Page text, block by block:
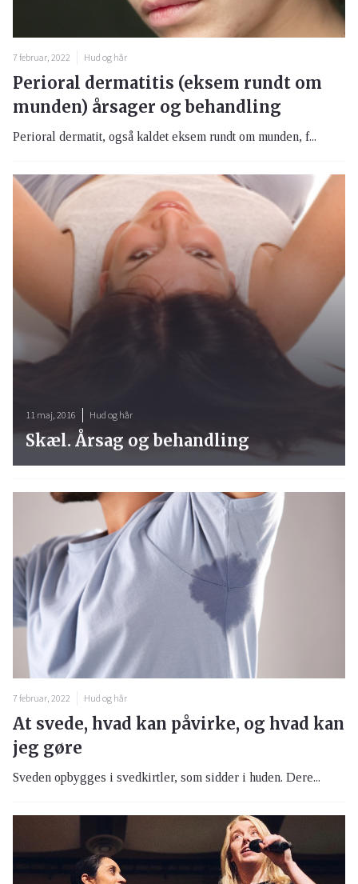
7 februar, 2022 Hud og hår
Perioral dermatitis (eksem rundt om
munden) årsager og behandling
Perioral dermatit, også kaldet eksem rundt om munden, f...
7 februar, 2022 Hud og hår
At svede, hvad kan påvirke, og hvad kan
jeg gøre
Sveden opbygges i svedkirtler, som sidder i huden. Dere...
11 maj, 2016 Hud og hår
Skæl. Årsag og behandling